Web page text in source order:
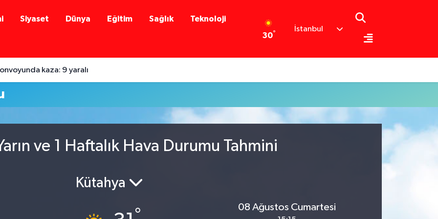
Siyaset Dünya Eğitim Sağlık Teknoloji
30°
İstanbul
kaza: 9 yaralı
ve 1 Haftalık Hava Durumu Tahmini
Kütahya
°
08 Ağustos Cumartesi